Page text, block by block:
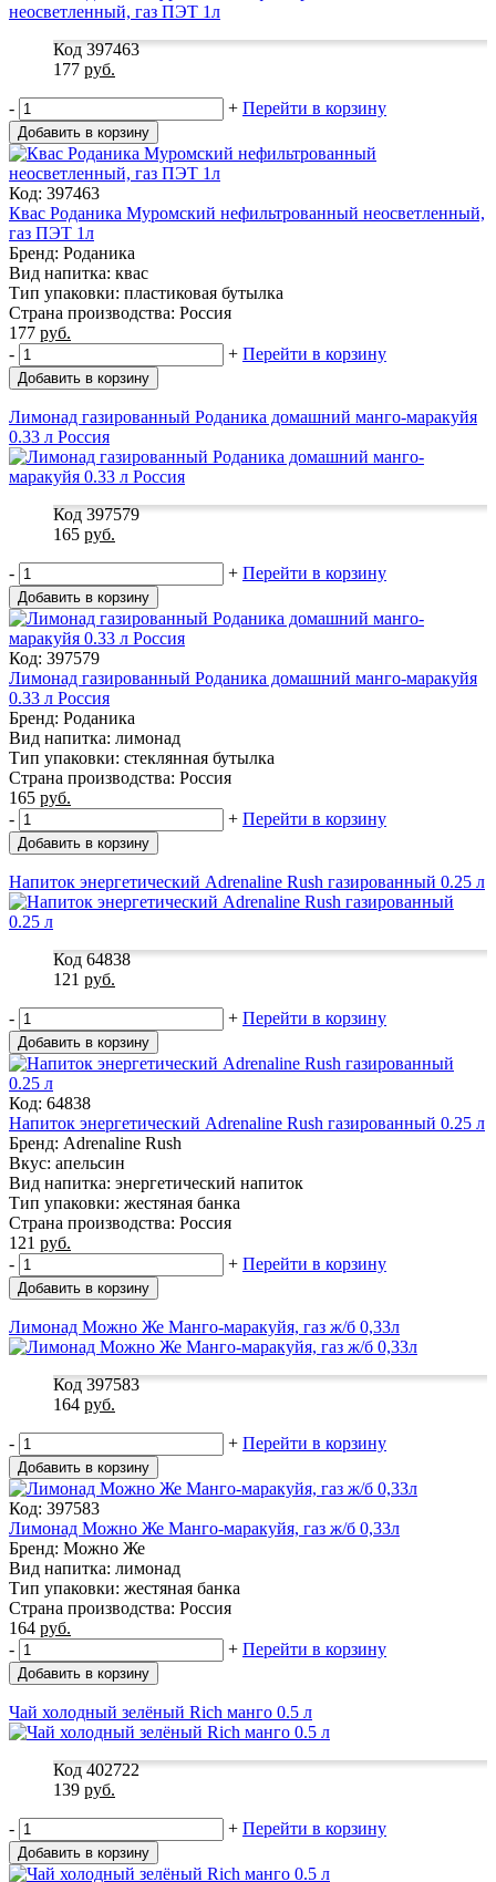
Код 397463
177 руб.
- + Перейти в корзину
Добавить в корзину
Код: 397463
Квас Роданика Муромский нефильтрованный неосветленный,
газ ПЭТ 1л
Бренд: Роданика
Вид напитка: квас
Тип упаковки: пластиковая бутылка
Страна производства: Россия
177 руб.
-
+ Перейти в корзину
Добавить в корзину
Лимонад газированный Роданика домашний манго-маракуйя
0.33 л Россия
Код 397579
165 руб.
- + Перейти в корзину
Добавить в корзину
Код: 397579
Лимонад газированный Роданика домашний манго-маракуйя
0.33 л Россия
Бренд: Роданика
Вид напитка: лимонад
Тип упаковки: стеклянная бутылка
Страна производства: Россия
165 руб.
-
+ Перейти в корзину
Добавить в корзину
Напиток энергетический Adrenaline Rush газированный 0.25 л
Код 64838
121 руб.
- + Перейти в корзину
Добавить в корзину
Код: 64838
Напиток энергетический Adrenaline Rush газированный 0.25 л
Бренд: Adrenaline Rush
Вкус: апельсин
Вид напитка: энергетический напиток
Тип упаковки: жестяная банка
Страна производства: Россия
121 руб.
-
+ Перейти в корзину
Добавить в корзину
Лимонад Можно Же Манго-маракуйя, газ ж/б 0,33л
Код 397583
164 руб.
- + Перейти в корзину
Добавить в корзину
Код: 397583
Лимонад Можно Же Манго-маракуйя, газ ж/б 0,33л
Бренд: Можно Же
Вид напитка: лимонад
Тип упаковки: жестяная банка
Страна производства: Россия
164 руб.
-
+ Перейти в корзину
Добавить в корзину
Чай холодный зелёный Rich манго 0.5 л
Код 402722
139 руб.
- + Перейти в корзину
Добавить в корзину